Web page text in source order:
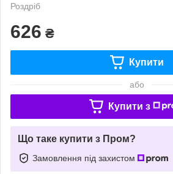
Роздріб
626 ₴
Купити
або
Купити з
Що таке купити з Пром?
Замовлення під захистом